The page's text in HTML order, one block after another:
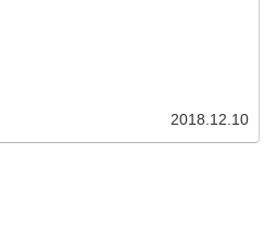
2018.12.10